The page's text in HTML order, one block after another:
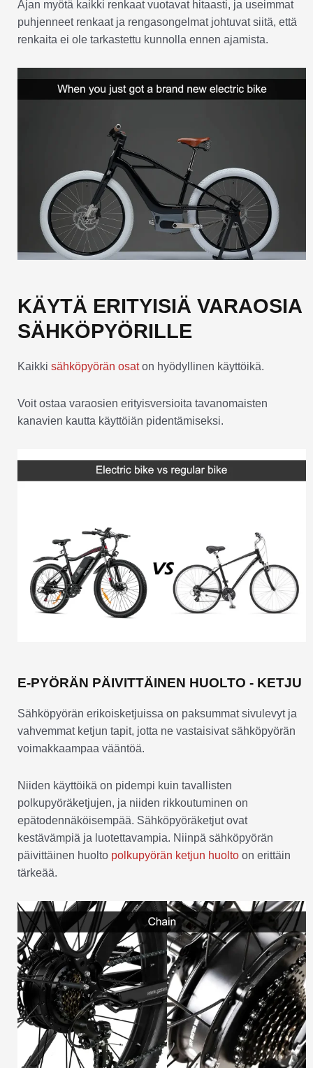
Ajan myötä kaikki renkaat vuotavat hitaasti, ja useimmat
puhjenneet renkaat ja rengasongelmat johtuvat siitä, että
renkaita ei ole tarkastettu kunnolla ennen ajamista.
KÄYTÄ ERITYISIÄ VARAOSIA
SÄHKÖPYÖRILLE
Kaikki sähköpyörän osaton hyödyllinen käyttöikä.
Voit ostaa varaosien erityisversioita tavanomaisten
kanavien kautta käyttöiän pidentämiseksi.
E-PYÖRÄN PÄIVITTÄINEN HUOLTO - KETJU
Sähköpyörän erikoisketjuissa on paksummat sivulevyt ja
vahvemmat ketjun tapit, jotta ne vastaisivat sähköpyörän
voimakkaampaa vääntöä.
Niiden käyttöikä on pidempi kuin tavallisten
polkupyöräketjujen, ja niiden rikkoutuminen on
epätodennäköisempää. Sähköpyöräketjut ovat
kestävämpiä ja luotettavampia. Niinpä sähköpyörän
päivittäinen huolto polkupyörän ketjun huolto on erittäin
tärkeää.